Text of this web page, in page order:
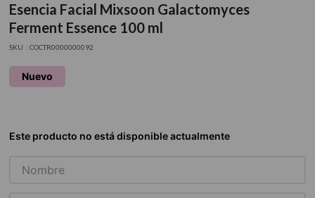
Esencia Facial Mixsoon Galactomyces
Ferment Essence 100 ml
: COCTR0000000092
Nuevo
3. farmavita
5. cepillo
6. gama
8. loreal